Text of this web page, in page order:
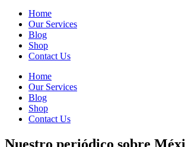
Home
Our Services
Blog
Shop
Contact Us
Home
Our Services
Blog
Shop
Contact Us